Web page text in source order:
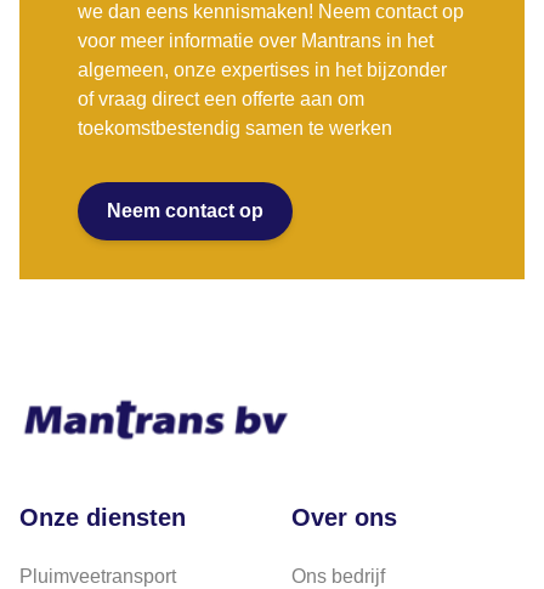
we dan eens kennismaken! Neem contact op
voor meer informatie over Mantrans in het
algemeen, onze expertises in het bijzonder
of vraag direct een offerte aan om
toekomstbestendig samen te werken
Neem contact op
Onze diensten
Pluimveetransport
Over ons
Ons bedrijf